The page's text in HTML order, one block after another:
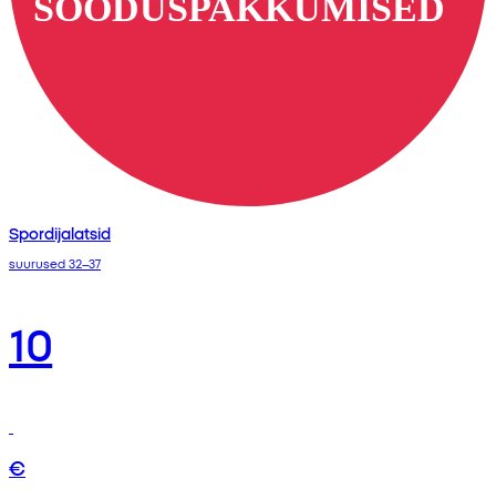
Spordijalatsid
suurused 32–37
10
€